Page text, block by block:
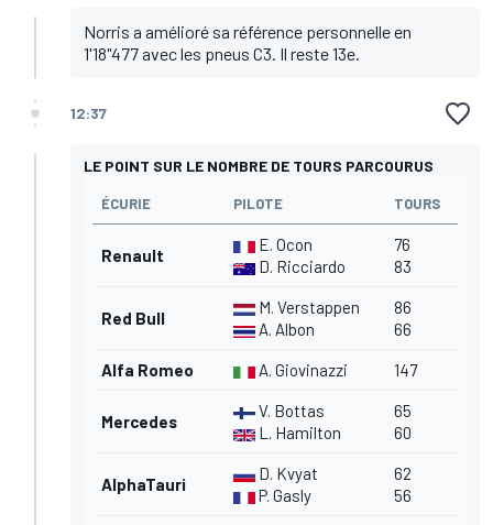
Norris a amélioré sa référence personnelle en
1'18"477 avec les pneus C3. Il reste 13e.
12:37
LE POINT SUR LE NOMBRE DE TOURS PARCOURUS
ÉCURIE PILOTE TOURS
Renault
E. Ocon
D. Ricciardo
76
83
Red Bull
M. Verstappen
A. Albon
86
66
Alfa Romeo A. Giovinazzi 147
Mercedes
V. Bottas
L. Hamilton
65
60
AlphaTauri
D. Kvyat
P. Gasly
62
56